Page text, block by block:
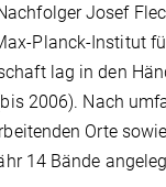
Josef
Planck-Institut
lag in den
2006). Nach
Orte
14 Bände